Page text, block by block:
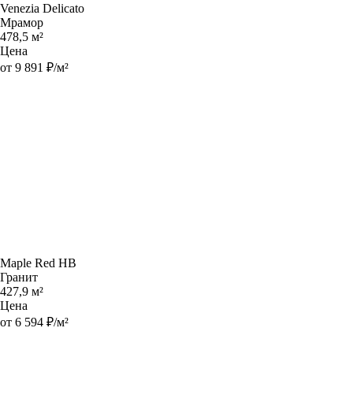
Venezia Delicato
Мрамор
478,5 м²
Цена
от 9 891 ₽/м²
Maple Red HB
Гранит
427,9 м²
Цена
от 6 594 ₽/м²